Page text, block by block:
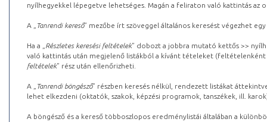
nyílhegyekkel lépegetve lehetséges. Magán a feliraton való kattintás az
A „ Tanrendi kereső” mezőbe írt szöveggel általános keresést végezhet
Ha a „ Részletes keresési feltételek” dobozt a jobbra mutató kettős >>
való kattintás után megjelenő listákból a kívánt tételeket (feltételenként
feltételek” rész után ellenőrizheti.
A „ Tanrendi böngésző” részben keresés nélkül, rendezett listákat
lehet elkezdeni (oktatók, szakok, képzési programok, tanszékek, ill.
A böngésző és a kereső többoszlopos eredménylistái általában a